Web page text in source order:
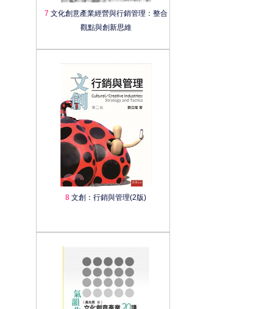
7 文化創意產業經營與行銷管理：整合
觀點與創新思維
8 文創：行銷與管理(2版)